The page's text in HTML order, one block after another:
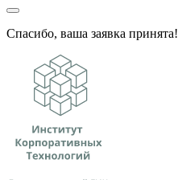
Спасибо, ваша заявка принята!